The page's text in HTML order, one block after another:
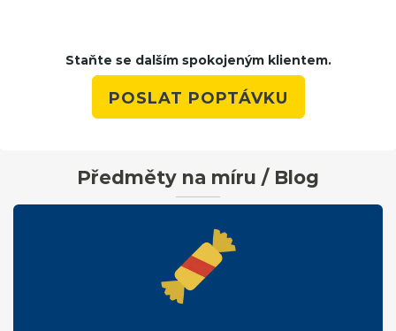
Staňte se dalším spokojeným klientem.
POSLAT POPTÁVKU
Předměty na míru / Blog